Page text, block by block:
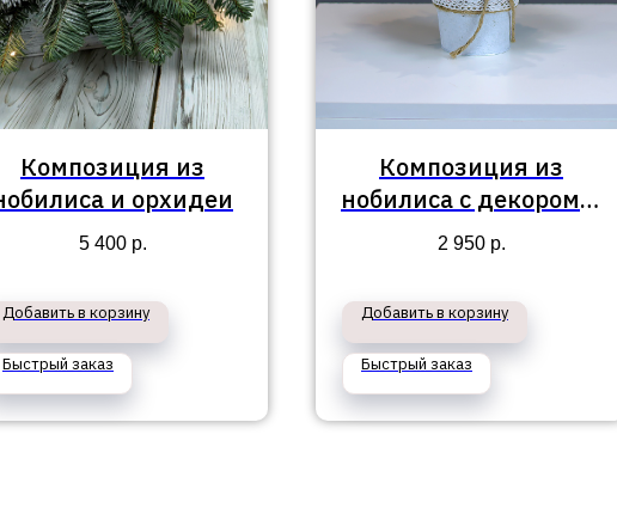
Композиция из
и орхидеи
5 400 р.
Добавить в корзину
Быстрый заказ
Композиция из
нобилиса с декором и
свечой в ведерке
2 950 р.
Добавить в корзину
Быстрый заказ